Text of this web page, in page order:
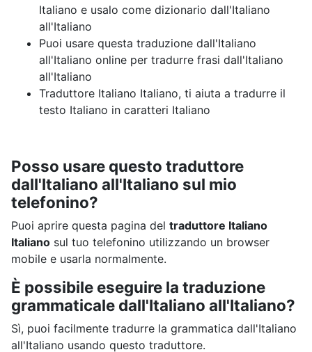
Italiano e usalo come dizionario dall'Italiano
all'Italiano
Puoi usare questa traduzione dall'Italiano
all'Italiano online per tradurre frasi dall'Italiano
all'Italiano
Traduttore Italiano Italiano, ti aiuta a tradurre il
testo Italiano in caratteri Italiano
Posso usare questo traduttore
dall'Italiano all'Italiano sul mio
telefonino?
Puoi aprire questa pagina del traduttore Italiano
Italianosul tuo telefonino utilizzando un browser
mobile e usarla normalmente.
È possibile eseguire la traduzione
grammaticale dall'Italiano all'Italiano?
Sì, puoi facilmente tradurre la grammatica dall'Italiano
all'Italiano usando questo traduttore.